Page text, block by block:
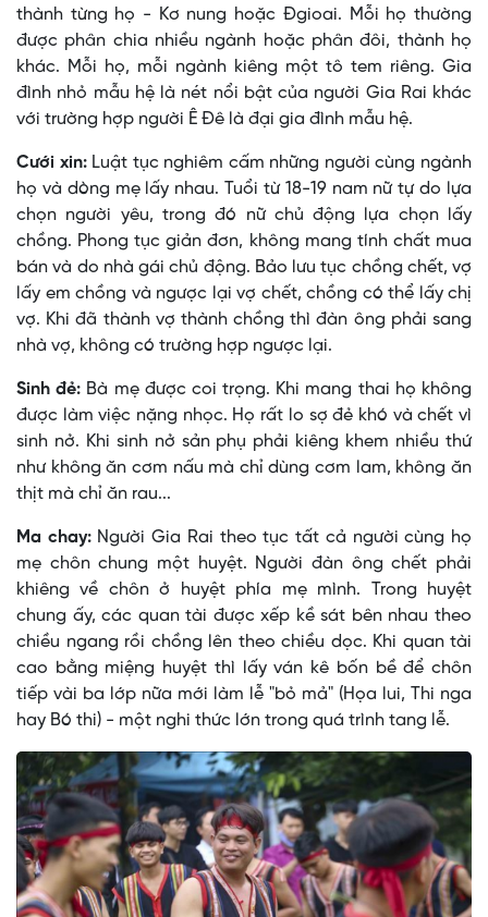
thành từng họ - Kơ nung hoặc Ðgioai. Mỗi họ thường
được phân chia nhiều ngành hoặc phân đôi, thành họ
khác. Mỗi họ, mỗi ngành kiêng một tô tem riêng. Gia
đình nhỏ mẫu hệ là nét nổi bật của người Gia Rai khác
với trường hợp người Ê Ðê là đại gia đình mẫu hệ.
Cưới xin: Luật tục nghiêm cấm những người cùng ngành
họ và dòng mẹ lấy nhau. Tuổi từ 18-19 nam nữ tự do lựa
chọn người yêu, trong đó nữ chủ động lựa chọn lấy
chồng. Phong tục giản đơn, không mang tính chất mua
bán và do nhà gái chủ động. Bảo lưu tục chồng chết, vợ
lấy em chồng và ngược lại vợ chết, chồng có thể lấy chị
vợ. Khi đã thành vợ thành chồng thì đàn ông phải sang
nhà vợ, không có trường hợp ngược lại.
Sinh đẻ: Bà mẹ được coi trọng. Khi mang thai họ không
được làm việc nặng nhọc. Họ rất lo sợ đẻ khó và chết vì
sinh nở. Khi sinh nở sản phụ phải kiêng khem nhiều thứ
như không ăn cơm nấu mà chỉ dùng cơm lam, không ăn
thịt mà chỉ ăn rau...
Ma chay: Người Gia Rai theo tục tất cả người cùng họ
mẹ chôn chung một huyệt. Người đàn ông chết phải
khiêng về chôn ở huyệt phía mẹ mình. Trong huyệt
chung ấy, các quan tài được xếp kề sát bên nhau theo
chiều ngang rồi chồng lên theo chiều dọc. Khi quan tài
cao bằng miệng huyệt thì lấy ván kê bốn bề để chôn
tiếp vài ba lớp nữa mới làm lễ "bỏ mả" (Họa lui, Thi nga
hay Bó thi) - một nghi thức lớn trong quá trình tang lễ.